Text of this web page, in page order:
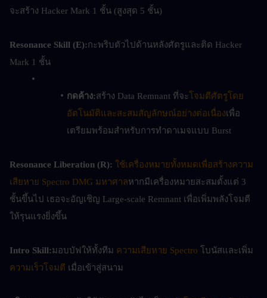
จะสร้าง Hacker Mark 1 ชั้น (สูงสุด 5 ชั้น)
Resonance Skill (E):กะพริบตัวไปด้านหลังศัตรูและติด Hacker
Mark 1 ชั้น
กดค้าง:สร้าง Data Remnant ที่จะ โจมตีศัตรูโดย
อัตโนมัติและสะสมสัญลักษณ์อย่างต่อเนื่องเพื่อ
เตรียมพร้อมสำหรับการทำดาเมจแบบ Burst
Resonance Liberation (R): ใช้เครื่องหมายทั้งหมดเพื่อสร้างความ
เสียหาย Spectro DMG มหาศาลหากมีเครื่องหมายสะสมตั้งแต่ 3
ชั้นขึ้นไป เธอจะอัญเชิญ Large-scale Remnant เพื่อเพิ่มพลังโจมตี
ให้รุนแรงยิ่งขึ้น
Intro Skill:มอบบัฟให้ทั้งทีม ความเสียหาย Spectro
ความเร็วโจมตี เมื่อเข้าสู่สนาม